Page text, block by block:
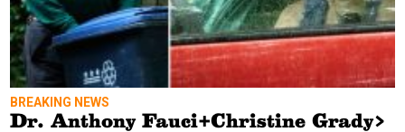
BREAKING NEWS
Dr. Anthony Fauci+Christine Grady>